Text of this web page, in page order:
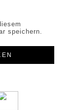
speichern.